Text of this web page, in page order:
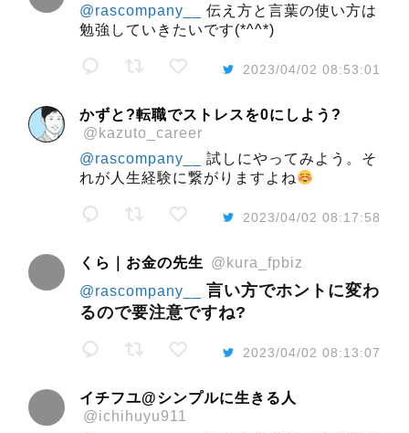
@rascompany__
伝え方と言葉の使い方は
勉強していきたいです(*^^*)
2023/04/02 08:53:01
かずと?転職でストレスを0にしよう?
@kazuto_career
@rascompany__
試しにやってみよう。そ
れが人生経験に繋がりますよね
2023/04/02 08:17:58
くら｜お金の先生
@kura_fpbiz
@rascompany__
言い方でホントに変わ
るので要注意ですね?
2023/04/02 08:13:07
イチフユ@シンプルに生きる人
@ichihuyu911